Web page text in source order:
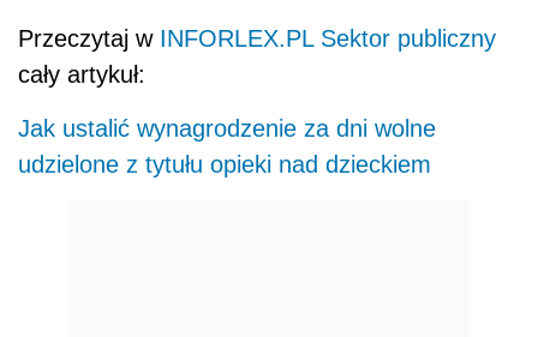
Przeczytaj w INFORLEX.PL Sektor publiczny
cały artykuł:
Jak ustalić wynagrodzenie za dni wolne
udzielone z tytułu opieki nad dzieckiem